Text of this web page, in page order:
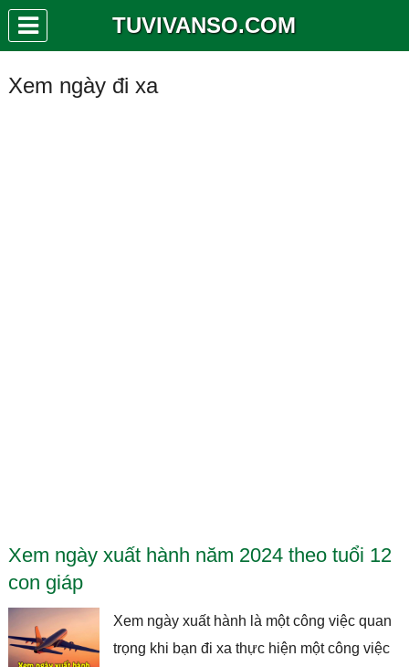
TUVIVANSO.COM
Xem ngày đi xa
Xem ngày xuất hành năm 2024 theo tuổi 12
con giáp
Xem ngày xuất hành là một công việc quan
trọng khi bạn đi xa thực hiện một công việc